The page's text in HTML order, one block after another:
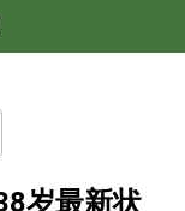
岁最新状